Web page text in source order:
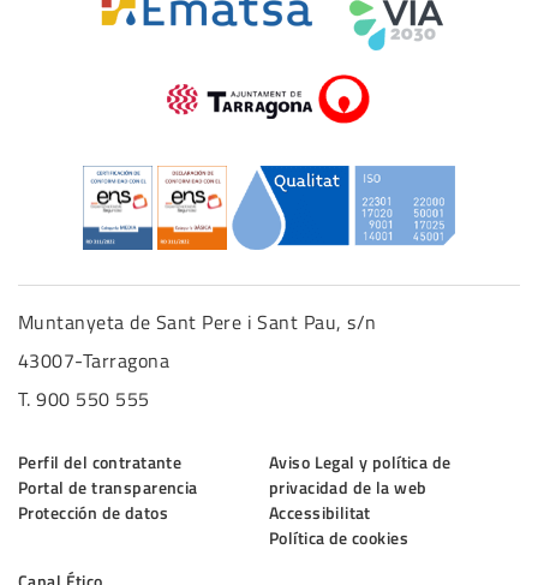
Muntanyeta de Sant Pere i Sant Pau, s/n
43007-Tarragona
T. 900 550 555
Perfil del contratante
Portal de transparencia
Protección de datos
Aviso Legal y política de
privacidad de la web
Accessibilitat
Política de cookies